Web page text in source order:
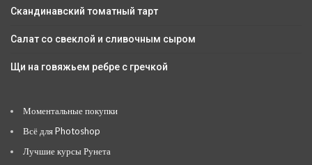
Скандинавский томатный тарт
Салат со свеклой и сливочным сыром
Щи на говяжьем ребре с гречкой
Моментальные покупки
Всё для Photoshop
Лучшие курсы Рунета